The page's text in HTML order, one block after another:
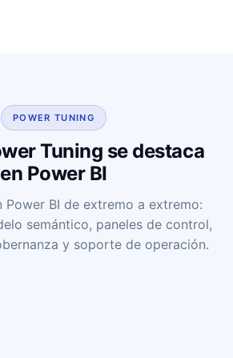
POWER TUNING
Tuning se destaca
en Power BI
Power BI de extremo a extremo:
semántico, paneles de control,
y soporte de operación.